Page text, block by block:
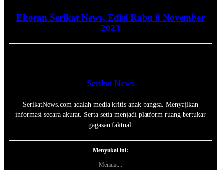
Ekoran Serikat News, Edisi Rabu 8 November
2023
Serikat News
SerikatNews.com adalah media kritis anak bangsa. Menyajikan
informasi secara akurat. Serta setia menjadi platform ruang bertukar
gagasan faktual.
Menyukai ini:
Memuat...